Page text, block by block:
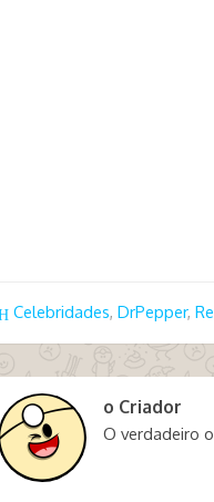
Celebridades, DrPepper,
o Criador
O verdadeiro